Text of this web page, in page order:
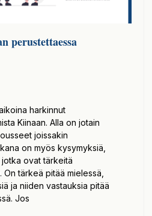
perustettaessa
harkinnut
Kiinaan. Alla on jotain
joissakin
on myös kysymyksiä,
ovat tärkeitä
tärkeä pitää mielessä,
ja niiden vastauksia pitää
Jos